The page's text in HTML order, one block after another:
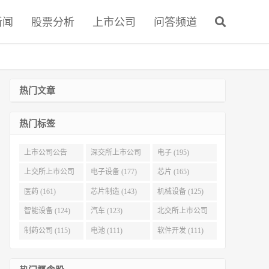
股票分析 上市公司 问答频道
热门文章
热门标签
上市公司公告
(321)
深交所上市公司
(215)
电子 (195)
上交所上市公司
(186)
电子设备 (177) 芯片 (165)
医药 (161) 芯片制造 (143) 机械设备 (125)
智能设备 (124) 汽车 (123) 北交所上市公司
(116)
制药公司 (115) 电池 (111) 软件开发 (111)